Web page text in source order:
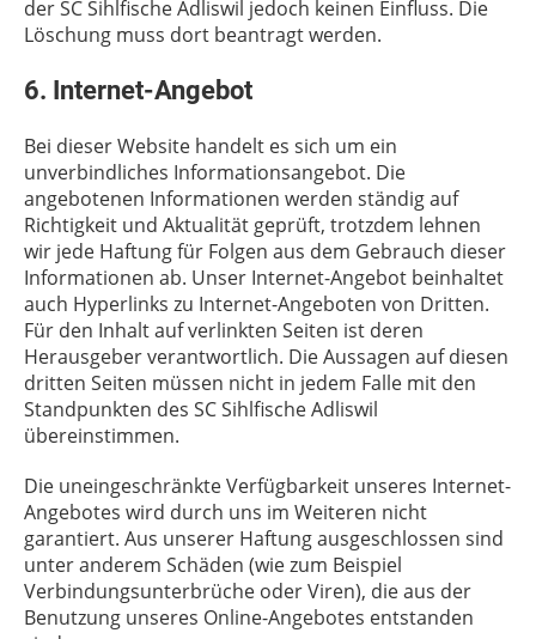
der SC Sihlfische Adliswil jedoch keinen Einfluss. Die
Löschung muss dort beantragt werden.
6. Internet-Angebot
Bei dieser Website handelt es sich um ein
unverbindliches Informationsangebot. Die
angebotenen Informationen werden ständig auf
Richtigkeit und Aktualität geprüft, trotzdem lehnen
wir jede Haftung für Folgen aus dem Gebrauch dieser
Informationen ab. Unser Internet-Angebot beinhaltet
auch Hyperlinks zu Internet-Angeboten von Dritten.
Für den Inhalt auf verlinkten Seiten ist deren
Herausgeber verantwortlich. Die Aussagen auf diesen
dritten Seiten müssen nicht in jedem Falle mit den
Standpunkten des SC Sihlfische Adliswil
übereinstimmen.
Die uneingeschränkte Verfügbarkeit unseres Internet-
Angebotes wird durch uns im Weiteren nicht
garantiert. Aus unserer Haftung ausgeschlossen sind
unter anderem Schäden (wie zum Beispiel
Verbindungsunterbrüche oder Viren), die aus der
Benutzung unseres Online-Angebotes entstanden